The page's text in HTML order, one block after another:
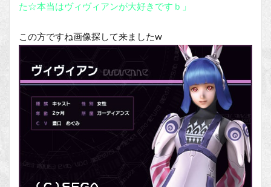
た☆本当はヴィヴィアンが大好きですｂ」
この方ですね画像探して来ましたw